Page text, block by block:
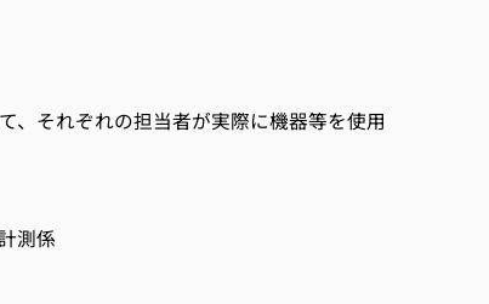
、それぞれの担当者が実際に機器等を使用
測係